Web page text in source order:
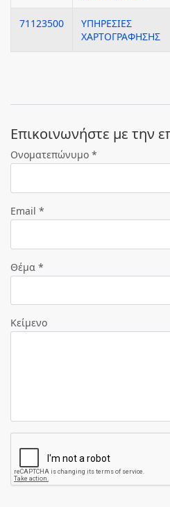
71123500
ΥΠΗΡΕΣΙΕΣ
ΧΑΡΤΟΓΡΑΦΗΣΗΣ
Eπικοινωνήστε με την
Ονοματεπώνυμο *
Email *
Θέμα *
Κείμενο